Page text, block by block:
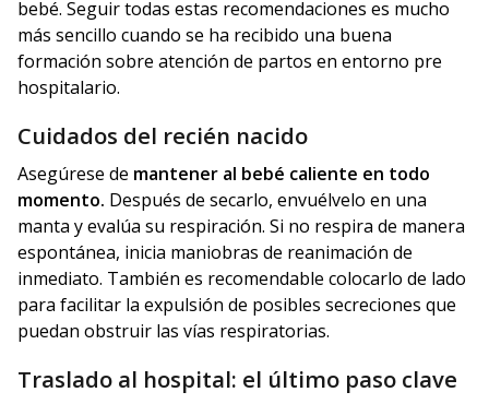
bebé. Seguir todas estas recomendaciones es mucho
más sencillo cuando se ha recibido una buena
formación sobre atención de partos en entorno pre
hospitalario.
Cuidados del recién nacido
Asegúrese de mantener al bebé caliente en todo
momento. Después de secarlo, envuélvelo en una
manta y evalúa su respiración. Si no respira de manera
espontánea, inicia maniobras de reanimación de
inmediato. También es recomendable colocarlo de lado
para facilitar la expulsión de posibles secreciones que
puedan obstruir las vías respiratorias.
Traslado al hospital: el último paso clave